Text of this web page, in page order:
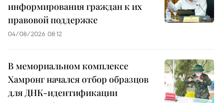
информирования граждан к их
правовой поддержке
04/08/2026 08:12
В мемориальном комплексе
Хамронг начался отбор образцов
для ДНК-идентификации